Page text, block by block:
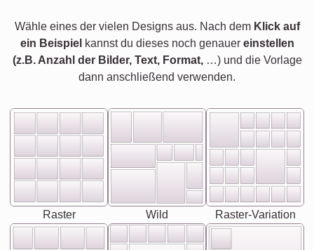
Wähle eines der vielen Designs aus. Nach dem Klick auf
ein Beispiel kannst du dieses noch genauer einstellen
(z.B. Anzahl der Bilder, Text, Format,…) und die Vorlage
dann anschließend verwenden.
Raster Wild Raster-Variation